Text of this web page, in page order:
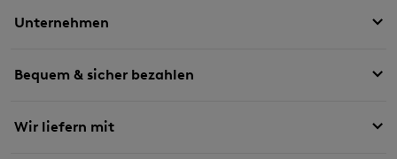
Unternehmen
Bequem & sicher bezahlen
Wir liefern mit